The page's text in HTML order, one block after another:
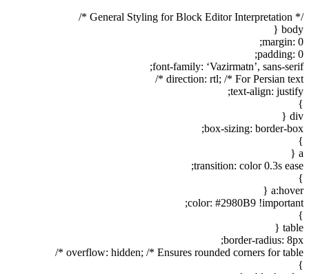
/* General Styling for Block Editor Interpretation */
body {
margin: 0;
padding: 0;
font-family: ‘Vazirmatn’, sans-serif;
direction: rtl; /* For Persian text */
text-align: justify;
}
div {
box-sizing: border-box;
}
a {
transition: color 0.3s ease;
}
a:hover {
color: #2980B9 !important;
}
table {
border-radius: 8px;
overflow: hidden; /* Ensures rounded corners for table */
}